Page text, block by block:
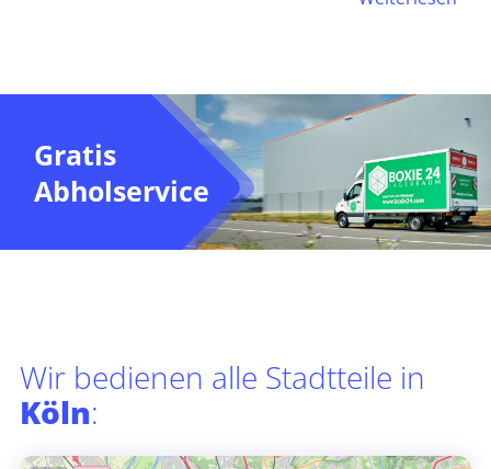
Gratis
Abholservice
Wir bedienen alle Stadtteile in
Köln: